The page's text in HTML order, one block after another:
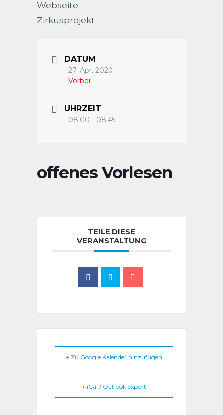
Webseite
Zirkusprojekt
DATUM
27. Apr. 2020
Vorbei!
UHRZEIT
08:00 - 08:45
offenes Vorlesen
TEILE DIESE
VERANSTALTUNG
+ Zu Google Kalender hinzufügen
+ iCal / Outlook export